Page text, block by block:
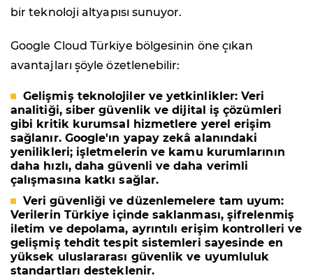
bir teknoloji altyapısı sunuyor.
Google Cloud Türkiye bölgesinin öne çıkan
avantajları şöyle özetlenebilir:
Gelişmiş teknolojiler ve yetkinlikler:Veri
analitiği, siber güvenlik ve dijital iş çözümleri
gibi kritik kurumsal hizmetlere yerel erişim
sağlanır. Google'ın yapay zekâ alanındaki
yenilikleri; işletmelerin ve kamu kurumlarının
daha hızlı, daha güvenli ve daha verimli
çalışmasına katkı sağlar.
Veri güvenliği ve düzenlemelere tam uyum:
Verilerin Türkiye içinde saklanması, şifrelenmiş
iletim ve depolama, ayrıntılı erişim kontrolleri ve
gelişmiş tehdit tespit sistemleri sayesinde en
yüksek uluslararası güvenlik ve uyumluluk
standartları desteklenir.